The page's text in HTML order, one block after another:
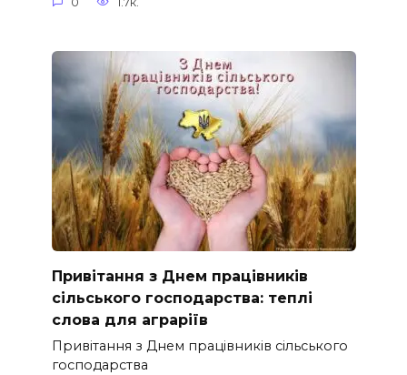
Привітання з Днем працівників
сільського господарства: теплі
слова для аграріїв
Привітання з Днем працівників сільського
господарства